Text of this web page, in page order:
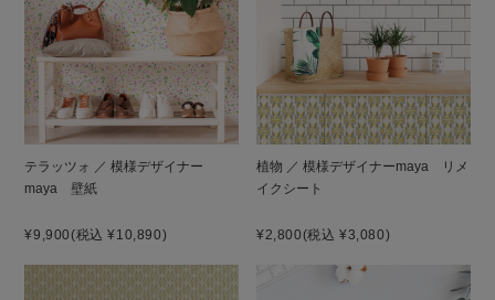
テラッツォ ／ 模様デザイナー
maya 壁紙
¥9,900(税込 ¥10,890)
植物 ／ 模様デザイナーmaya リメ
イクシート
¥2,800(税込 ¥3,080)